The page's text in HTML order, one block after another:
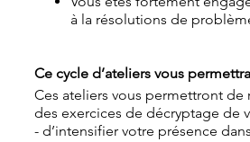
à la résolutions de
Ce cycle d’ateliers vous permettra
Ces ateliers vous permettront
des exercices de décryptage de
- d’intensifier votre présence